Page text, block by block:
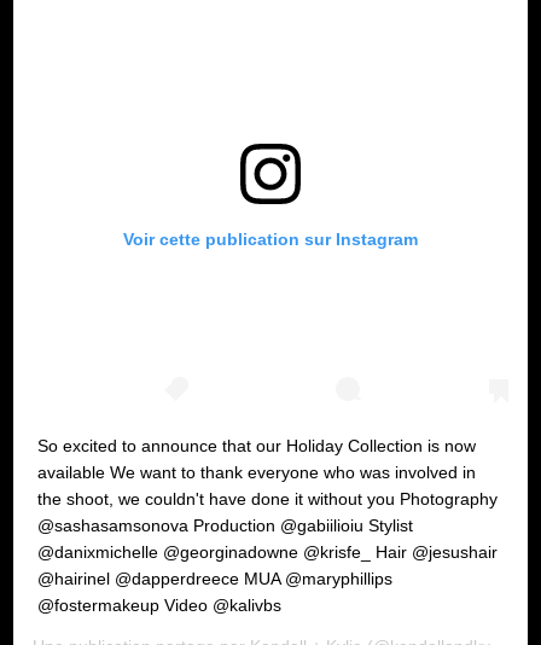
Voir cette publication sur Instagram
So excited to announce that our Holiday Collection is now
available We want to thank everyone who was involved in
the shoot, we couldn't have done it without you Photography
@sashasamsonova Production @gabiilioiu Stylist
@danixmichelle @georginadowne @krisfe_ Hair @jesushair
@hairinel @dapperdreece MUA @maryphillips
@fostermakeup Video @kalivbs